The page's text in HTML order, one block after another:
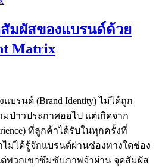
มผัสของแบรนด์ด้วย
Matrix
บรนด์ (Brand Identity) ไม่ได้ถูก
ป่าวประกาศออไป แต่เกิดจาก
ที่ลูกค้าได้รับในทุกครั้งที่
ไม่ได้รู้จักแบรนด์ผ่านช่องทางใดช่อง
ต่พวกเขาซึมซับภาพจำผ่าน จุดสัมผัส